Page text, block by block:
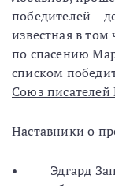
победителей –
известная в том
по спасению
списком
Союз писателей
Наставники о
• Эдгард